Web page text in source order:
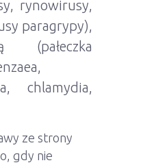
rynowirusy,
paragrypy),
(pałeczka
chlamydia,
ze strony
gdy nie